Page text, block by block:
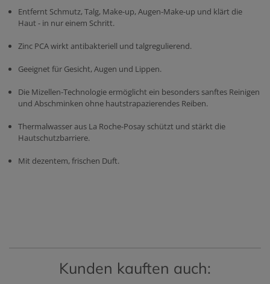
Entfernt Schmutz, Talg, Make-up, Augen-Make-up und klärt die
Haut - in nur einem Schritt.
Zinc PCA wirkt antibakteriell und talgregulierend.
Geeignet für Gesicht, Augen und Lippen.
Die Mizellen-Technologie ermöglicht ein besonders sanftes Reinigen
und Abschminken ohne hautstrapazierendes Reiben.
Thermalwasser aus La Roche-Posay schützt und stärkt die
Hautschutzbarriere.
Mit dezentem, frischen Duft.
Kunden kauften auch: